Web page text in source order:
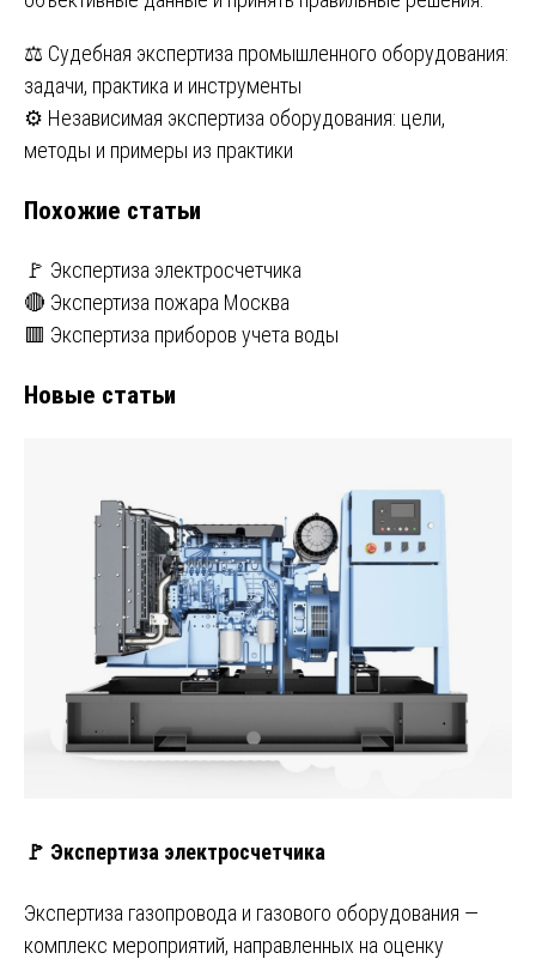
Навигация
по
записям
⚖️ Судебная экспертиза промышленного оборудования:
задачи, практика и инструменты
⚙️ Независимая экспертиза оборудования: цели,
методы и примеры из практики
Похожие статьи
🚩 Экспертиза электросчетчика
🔴 Экспертиза пожара Москва
🟥 Экспертиза приборов учета воды
Новые статьи
🚩 Экспертиза электросчетчика
Экспертиза газопровода и газового оборудования —
комплекс мероприятий, направленных на оценку